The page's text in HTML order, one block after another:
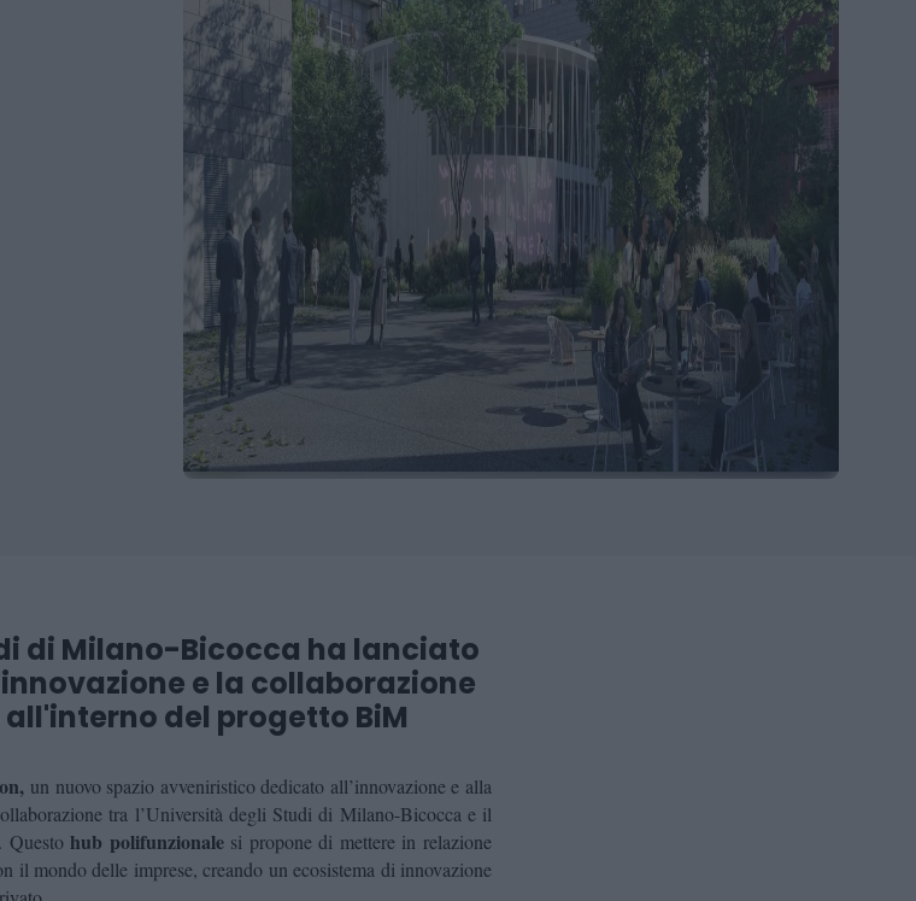
di Milano-Bicocca ha lanciato
e la collaborazione
del progetto BiM
un nuovo spazio avveniristico dedicato all’innovazione e alla
tra l’Università degli Studi di Milano-Bicocca e il
Questohub polifunzionale si propone di mettere in relazione
il mondo delle imprese, creando un ecosistema di innovazione